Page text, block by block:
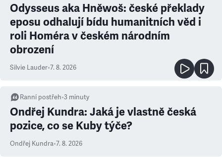
Odysseus aka Hněwoš: české překlady
eposu odhalují bídu humanitních věd i
roli Homéra v českém národním
obrození
Silvie Lauder•7. 8. 2026
Ranní postřeh•3 minuty
Ondřej Kundra: Jaká je vlastně česká
pozice, co se Kuby týče?
Ondřej Kundra•7. 8. 2026